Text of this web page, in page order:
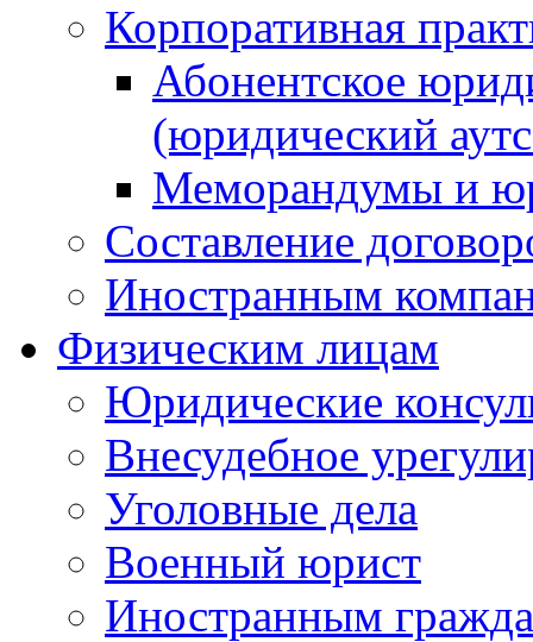
Корпоративная
Абонентское
(юридический
Меморандумы и
Составление
Иностранным
Физическим лицам
Юридические
Внесудебное
Уголовные дела
Военный юрист
Иностранным